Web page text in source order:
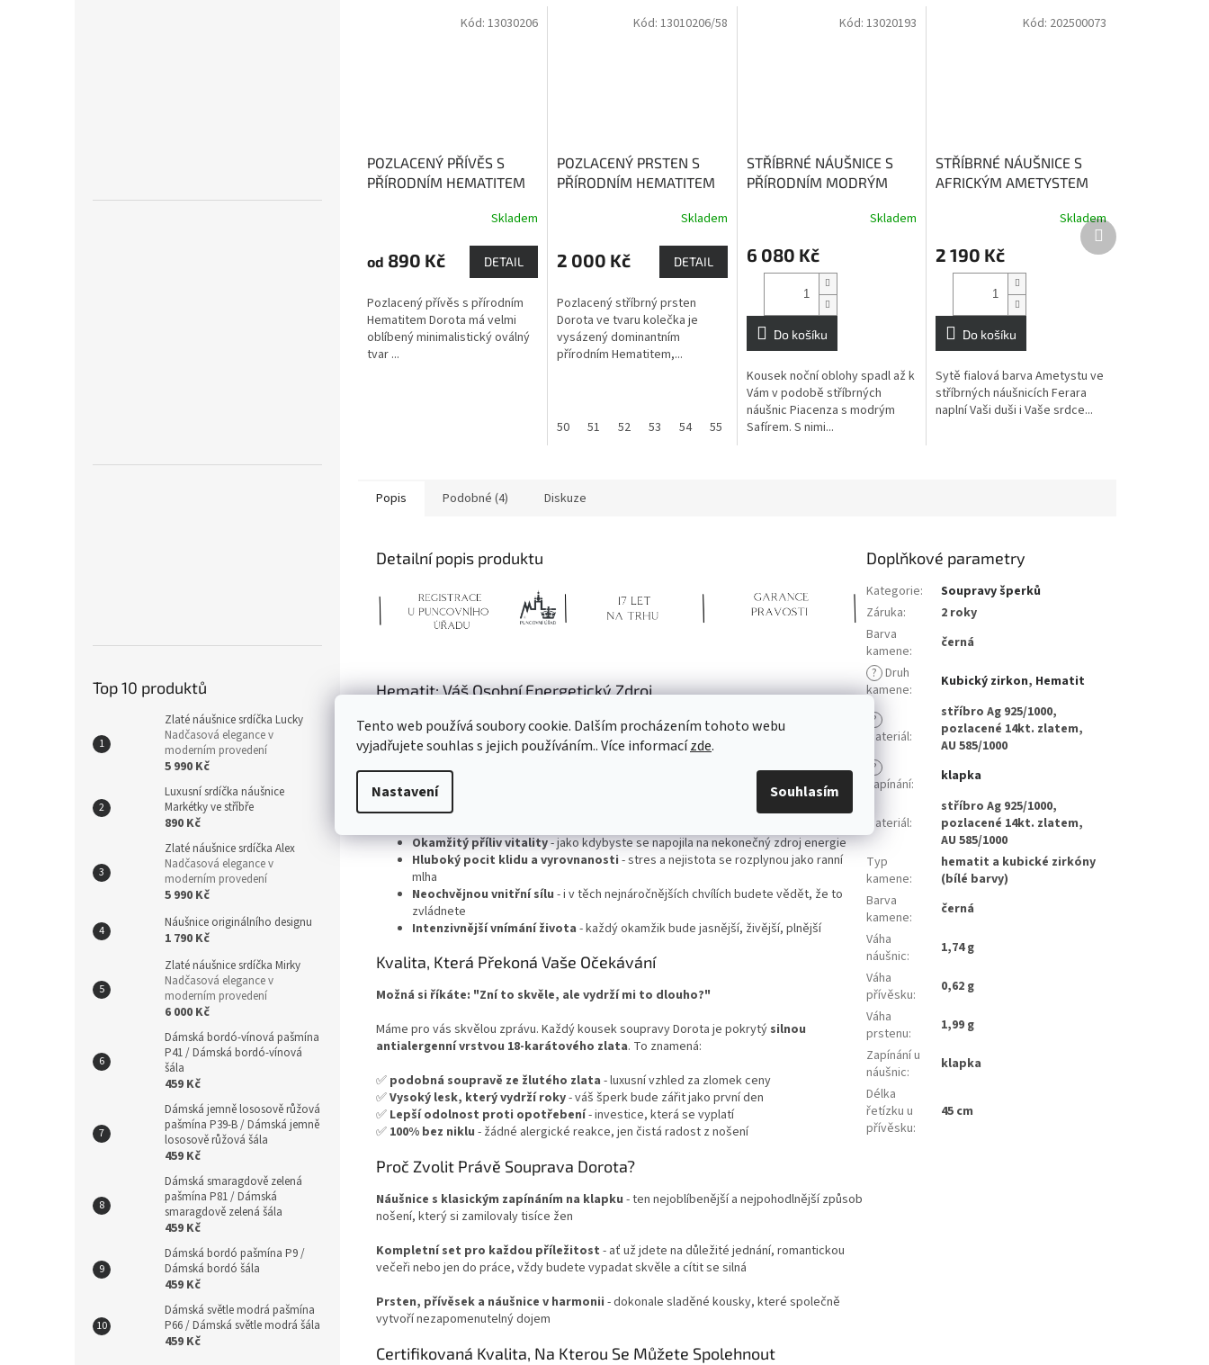
Tento web používá soubory cookie. Dalším procházením tohoto webu
vyjadřujete souhlas s jejich používáním.. Více informacízde.
Nastavení Souhlasím
Top 10 produktů
Zlaté náušnice srdíčka Lucky
Nadčasová elegance v
moderním provedení
5 990 Kč
Luxusní srdíčka náušnice
Markétky ve stříbře
890 Kč
Zlaté náušnice srdíčka Alex
Nadčasová elegance v
moderním provedení
5 990 Kč
Náušnice originálního designu
1 790 Kč
Zlaté náušnice srdíčka Mirky
Nadčasová elegance v
moderním provedení
6 000 Kč
Dámská bordó-vínová pašmína
P41 / Dámská bordó-vínová
šála
459 Kč
Dámská jemně lososově růžová
pašmína P39-B / Dámská jemně
lososově růžová šála
459 Kč
Dámská smaragdově zelená
pašmína P81 / Dámská
smaragdově zelená šála
459 Kč
Dámská bordó pašmína P9 /
Dámská bordó šála
459 Kč
Dámská světle modrá pašmína
P66 / Dámská světle modrá šála
459 Kč
POZLACENÝ PŘÍVĚS S
PŘÍRODNÍM HEMATITEM
Skladem
od 890 Kč DETAIL
Pozlacený přívěs s přírodním
Hematitem Dorota má velmi
oblíbený minimalistický oválný
tvar ...
Kód: 13030206
POZLACENÝ PRSTEN S
PŘÍRODNÍM HEMATITEM
Skladem
2 000 Kč DETAIL
Pozlacený stříbrný prsten
Dorota ve tvaru kolečka je
vysázený dominantním
přírodním Hematitem,...
50 51 52 53 54 55 56 57 58 59
Kód: 13010206/58
STŘÍBRNÉ NÁUŠNICE S
PŘÍRODNÍM MODRÝM
Modrý safír podporuje
produktu
hvězdiček.
Skladem
6 080 Kč
Do košíku
Kousek noční oblohy spadl až k
Vám v podobě stříbrných
náušnic Piacenza s modrým
Safírem. S nimi...
Kód:13020193
STŘÍBRNÉ NÁUŠNICE S
AFRICKÝM AMETYSTEM
kámen s ochrannou silou
Skladem
2 190 Kč
Do košíku
Sytě fialová barva Ametystu ve
stříbrných náušnicích Ferara
naplní Vaši duši i Vaše srdce...
Kód: 202500073
Další
produkt
Popis Podobné (4) Diskuze
Detailní popis produktu
Hematit: Váš Osobní Energetický Zdroj
Víte, proč si starověcí Řekové dali tomuto kameni jméno podle krve - "haema"?
Nebyla to jeho barva, ale jeho neuvěřitelná schopnost posilovat a regulovat krvetvorbu.
Představte si kámen, který doslova živí váš organismus životodárnou energií!
Co pocítíte, když si soupravy Dorota nasadíte:
Okamžitý příliv vitality- jako kdybyste se napojila na nekonečný zdroj energie
Hluboký pocit klidu a vyrovnanosti - stres a nejistota se rozplynou jako ranní
mlha
Neochvějnou vnitřní sílu - i v těch nejnáročnějších chvílích budete vědět, že to
zvládnete
Intenzivnější vnímání života - každý okamžik bude jasnější, živější, plnější
Kvalita, Která Překoná Vaše Očekávání
Možná si říkáte: "Zní to skvěle, ale vydrží mi to dlouho?"
Máme pro vás skvělou zprávu. Každý kousek soupravy Dorota je pokrytý silnou
antialergenní vrstvou 18-karátového zlata. To znamená:
✅ podobná soupravě ze žlutého zlata - luxusní vzhled za zlomek ceny
✅Vysoký lesk, který vydrží roky- váš šperk bude zářit jako první den
✅ Lepší odolnost proti opotřebení- investice, která se vyplatí
✅ 100% bez niklu - žádné alergické reakce, jen čistá radost z nošení
Proč Zvolit Právě Souprava Dorota?
Náušnice s klasickým zapínáním na klapku - ten nejoblíbenější a nejpohodlnější způsob
nošení, který si zamilovaly tisíce žen
Kompletní set pro každou příležitost - ať už jdete na důležité jednání, romantickou
večeři nebo jen do práce, vždy budete vypadat skvěle a cítit se silná
Prsten, přívěsek a náušnice v harmonii - dokonale sladěné kousky, které společně
vytvoří nezapomenutelný dojem
Certifikovaná Kvalita, Na Kterou Se Můžete Spolehnout
Doplňkové parametry
Kategorie:
Soupravy šperků
Záruka:
2 roky
Barva
kamene:
černá
? Druh
kamene: Kubický zirkon, Hematit
?
Materiál:
stříbro Ag 925/1000,
pozlacené 14kt. zlatem,
AU 585/1000
?
Zapínání: klapka
Materiál:
stříbro Ag 925/1000,
pozlacené 14kt. zlatem,
AU 585/1000
Typ
kamene:
hematit a kubické zirkóny
(bílé barvy)
Barva
kamene:
černá
Váha
náušnic:
1,74 g
Váha
přívěsku:
0,62 g
Váha
prstenu:
1,99 g
Zapínání u
náušnic:
klapka
Délka
řetízku u
přívěsku:
45 cm